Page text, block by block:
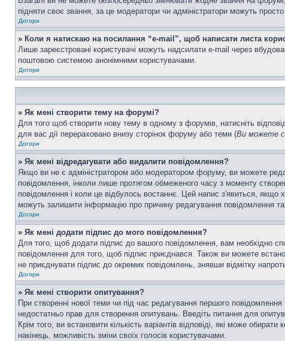
підняти своє звання, за це модератори чи адміністратори можуть
Догори
» Коли я натискаю на посилання “e-mail”, щоб написати листа
Лише зареєстровані користувачі можуть надсилати e-mail через
поштовою системою анонімними користувачами.
Догори
» Як мені створити тему на форумі?
Для того щоб створити нову тему в одному з форумів, натисніть
для вас дії перераховано внизу сторінок форуму або теми (Ви можете
Догори
» Як мені відредагувати або видалити повідомлення?
Якщо ви не є адміністратором або модератором форуму, ви можете
повідомлення, інколи лише протягом обмеженого часу з моменту
повідомлення і коли це відбулось востаннє. Цей напис з'явиться, якщо
можуть залишити інформацію про причину редагування повідомлення
Догори
» Як мені додати підпис до мого повідомлення?
Для того, щоб додати підпис до вашого повідомлення, вам необхідно
повідомлення для того, щоб підпис приєднався. Також ви можете
не приєднувати підпис до окремих повідомлень, знявши відмітку
Догори
» Як мені створити опитування?
При створенні нової теми чи під час редагування першого повідомлення
недостатньо прав для створення опитувань. Введіть питання для
Крім того, ви встановити кількість варіантів відповіді, які може
накінець, можливість зміни своїх голосів користувачами.